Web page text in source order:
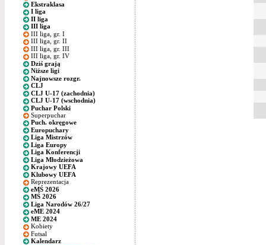
Ekstraklasa
I liga
II liga
III liga
III liga, gr. I
III liga, gr. II
III liga, gr. III
III liga, gr. IV
Dziś grają
Niższe ligi
Najnowsze rozgr.
CLJ
CLJ U-17 (zachodnia)
CLJ U-17 (wschodnia)
Puchar Polski
Superpuchar
Puch. okręgowe
Europuchary
Liga Mistrzów
Liga Europy
Liga Konferencji
Liga Młodzieżowa
Krajowy UEFA
Klubowy UEFA
Reprezentacja
eMŚ 2026
MŚ 2026
Liga Narodów 26/27
eME 2024
ME 2024
Kobiety
Futsal
Kalendarz